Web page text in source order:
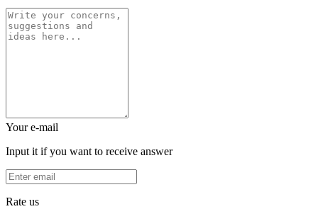
Your e-mail
Input it if you want to receive answer
Rate us